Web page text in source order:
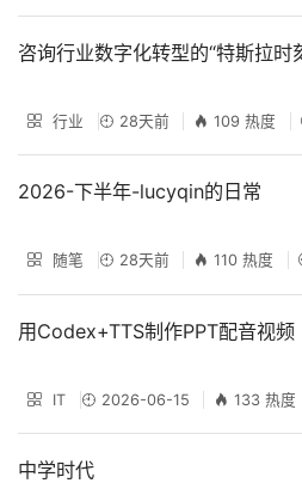
咨询行业数字化转型的“特斯拉时
行业 28天前 109 热度
2026-下半年-lucyqin的日常
随笔 28天前 110 热度
用Codex+TTS制作PPT配音视频
IT 2026-06-15 133 热度
中学时代